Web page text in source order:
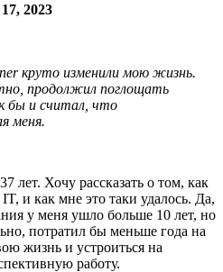
2023
круто изменили мою жизнь.
продолжил поглощать
бы и считал, что
меня.
лет. Хочу рассказать о том, как
и как мне это таки удалось. Да,
у меня ушло больше 10 лет, но
потратил бы меньше года на
жизнь и устроиться на
работу.